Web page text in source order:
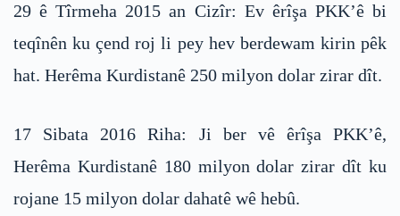
29 ê Tîrmeha 2015 an Cizîr: Ev êrîşa PKK’ê bi
teqînên ku çend roj li pey hev berdewam kirin pêk
hat. Herêma Kurdistanê 250 milyon dolar zirar dît.
17 Sibata 2016 Riha: Ji ber vê êrîşa PKK’ê,
Herêma Kurdistanê 180 milyon dolar zirar dît ku
rojane 15 milyon dolar dahatê wê hebû.